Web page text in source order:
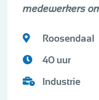
medewerkers
Roosendaal
40 uur
Industrie